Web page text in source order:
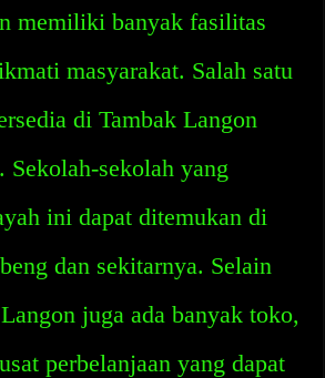
memiliki banyak fasilitas
masyarakat. Salah satu
di Tambak Langon
Sekolah-sekolah yang
ini dapat ditemukan di
dan sekitarnya. Selain
juga ada banyak toko,
perbelanjaan yang dapat